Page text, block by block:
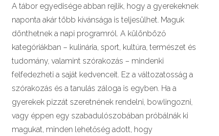
A tábor egyedisége abban rejlik, hogy a gyerekeknek
naponta akár több kívánsága is teljesülhet. Maguk
dönthetnek a napi programról. A különböző
kategóriákban – kulinária, sport, kultúra, természet és
tudomány, valamint szórakozás – mindenki
felfedezheti a saját kedvenceit. Ez a változatosság a
szórakozás és a tanulás záloga is egyben. Ha a
gyerekek pizzát szeretnének rendelni, bowlingozni,
vagy éppen egy szabadulószobában próbálnák ki
magukat, minden lehetőség adott, hogy